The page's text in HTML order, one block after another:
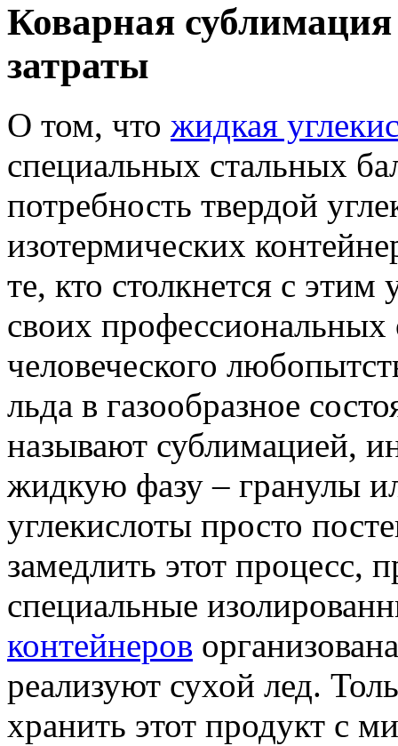
Коварная
затраты
О том, что жидкая
специальных стальных
потребность твердой
изотермических
те, кто столкнется с
своих профессиональных
человеческого
льда в газообразное
называют сублимацией,
жидкую фазу – гранулы
углекислоты просто
замедлить этот процесс,
специальные
контейнеров
реализуют сухой лед.
хранить этот продукт с